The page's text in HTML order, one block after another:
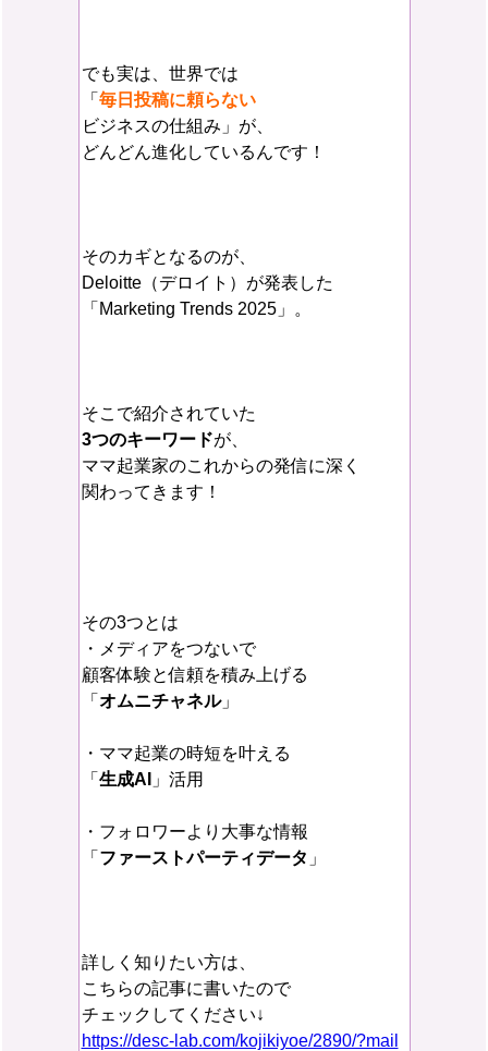
でも実は、世界では
「 毎日投稿に頼らない
ビジネスの仕組み」が、
どんどん進化しているんです！
そのカギとなるのが、
Deloitte（デロイト）が発表した
「Marketing Trends 2025」。
そこで紹介されていた
3つのキーワードが、
ママ起業家のこれからの発信に深く
関わってきます！
その3つとは
・メディアをつないで
顧客体験と信頼を積み上げる
「 オムニチャネル」
・ママ起業の時短を叶える
「 生成AI 」活用
・フォロワーより大事な情報
「 ファーストパーティデータ 」
詳しく知りたい方は、
こちらの記事に書いたので
チェックしてください↓
https://desc-lab.com/kojikiyoe/2890/?mail